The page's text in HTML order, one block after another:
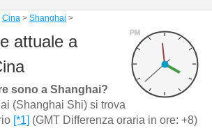
Cina> Shanghai >
PM
attuale a
sono a Shanghai?
(Shanghai Shi) si trova
[*1] (GMT Differenza oraria in ore: +8)